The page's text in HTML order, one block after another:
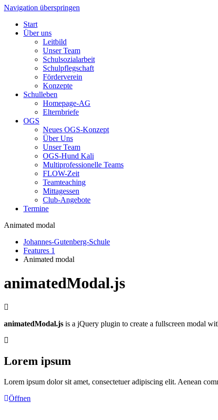
Navigation überspringen
Start
Über uns
Leitbild
Unser Team
Schulsozialarbeit
Schulpflegschaft
Förderverein
Konzepte
Schulleben
Homepage-AG
Elternbriefe
OGS
Neues OGS-Konzept
Über Uns
Unser Team
OGS-Hund Kali
Multiprofessionelle Teams
FLOW-Zeit
Teamteaching
Mittagessen
Club-Angebote
Termine
Animated modal
Johannes-Gutenberg-Schule
Features 1
Animated modal
animatedModal.js
animatedModal.js is a jQuery plugin to create a fullscreen modal
Lorem ipsum
Lorem ipsum dolor sit amet, consectetuer adipiscing elit. Aenean
Öffnen